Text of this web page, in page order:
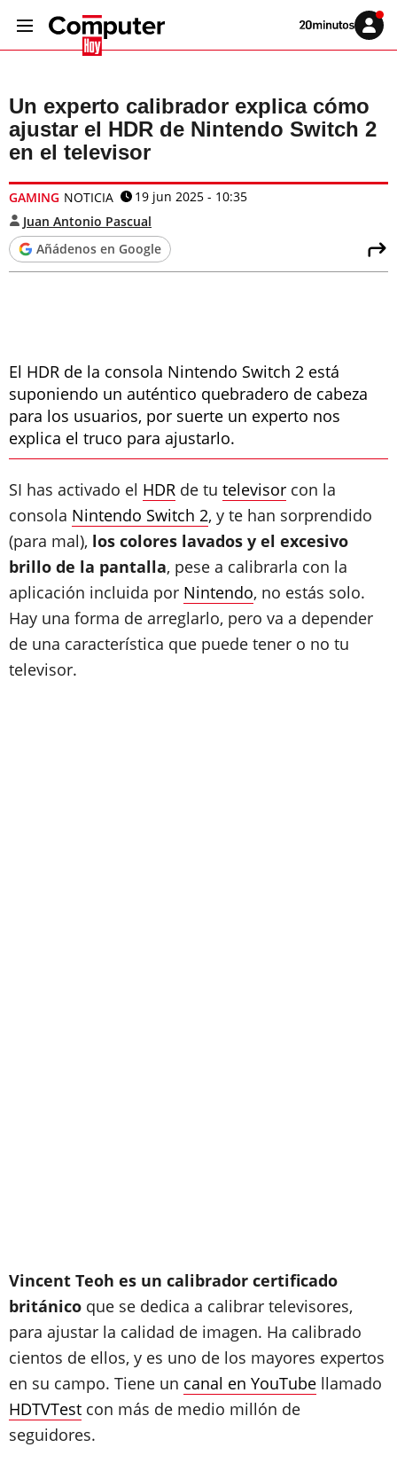
Volver
Iniciar
sesión
Un experto calibrador explica cómo
ajustar el HDR de Nintendo Switch 2
en el televisor
GAMING NOTICIA
19 jun 2025 - 10:35
Juan Antonio Pascual
Añádenos en Google
El HDR de la consola Nintendo Switch 2 está
suponiendo un auténtico quebradero de cabeza
para los usuarios, por suerte un experto nos
explica el truco para ajustarlo.
SI has activado el HDR de tu televisor con la
consola Nintendo Switch 2, y te han sorprendido
(para mal), los colores lavados y el excesivo
brillo de la pantalla, pese a calibrarla con la
aplicación incluida por Nintendo, no estás solo.
Hay una forma de arreglarlo, pero va a depender
de una característica que puede tener o no tu
televisor.
Vincent Teoh es un calibrador certificado
británico que se dedica a calibrar televisores,
para ajustar la calidad de imagen. Ha calibrado
cientos de ellos, y es uno de los mayores expertos
en su campo. Tiene un canal en YouTube llamado
HDTVTest con más de medio millón de
seguidores.